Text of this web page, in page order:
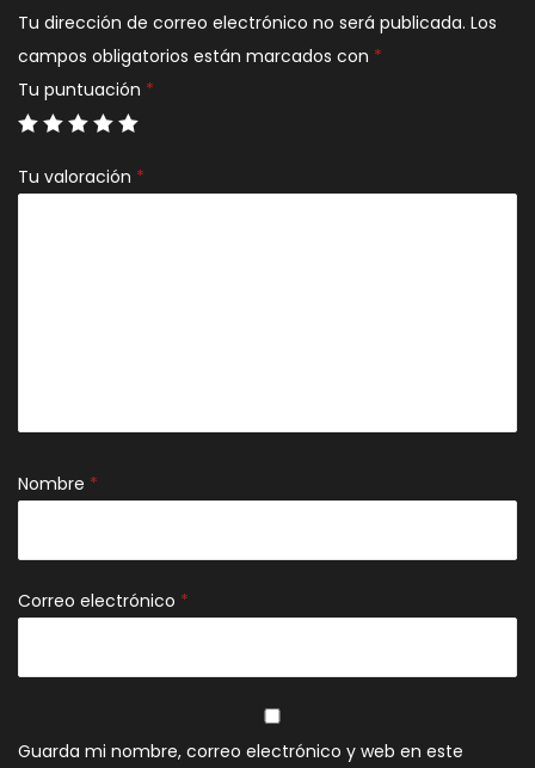
Tu dirección de correo electrónico no será publicada. Los
campos obligatorios están marcados con *
Tu puntuación *
Tu valoración *
Nombre *
Correo electrónico *
Guarda mi nombre, correo electrónico y web en este